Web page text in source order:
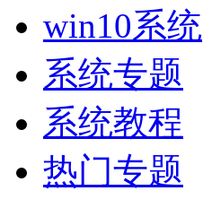
win10系统
系统专题
系统教程
热门专题